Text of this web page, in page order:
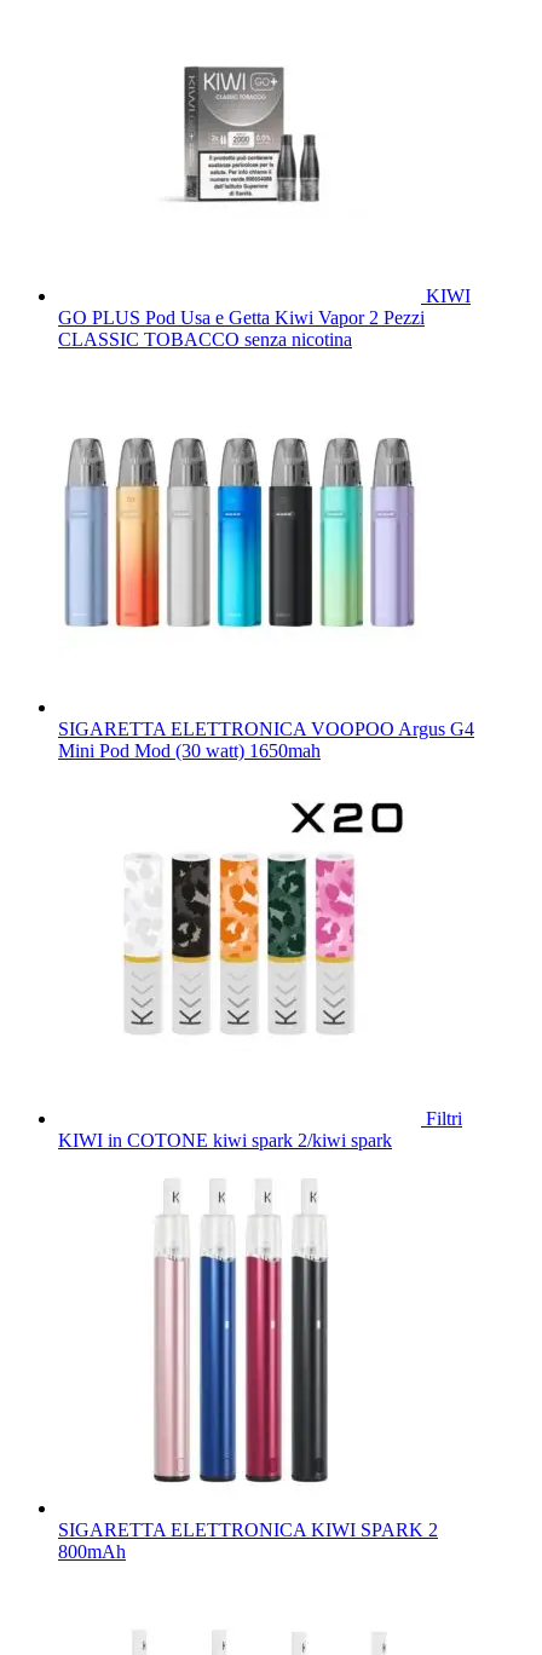
KIWI
GO PLUS Pod Usa e Getta Kiwi Vapor 2 Pezzi
CLASSIC TOBACCO senza nicotina
SIGARETTA ELETTRONICA VOOPOO Argus G4
Mini Pod Mod (30 watt) 1650mah
Filtri
KIWI in COTONE kiwi spark 2/kiwi spark
SIGARETTA ELETTRONICA KIWI SPARK 2
800mAh